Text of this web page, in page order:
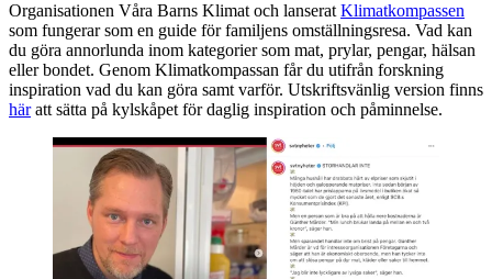
Organisationen Våra Barns Klimat och lanserat Klimatkompassen
som fungerar som en guide för familjens omställningsresa. Vad kan
du göra annorlunda inom kategorier som mat, prylar, pengar, hälsan
eller bondet. Genom Klimatkompassan får du utifrån forskning
inspiration vad du kan göra samt varför. Utskriftsvänlig version finns
häratt sätta på kylskåpet för daglig inspiration och påminnelse.